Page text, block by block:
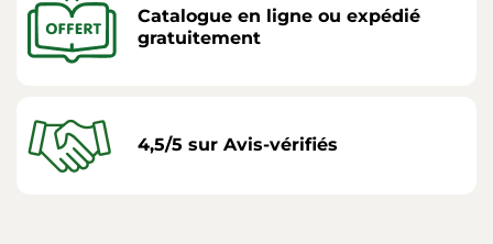
Catalogue en ligne ou expédié
gratuitement
4,5/5 sur Avis-vérifiés